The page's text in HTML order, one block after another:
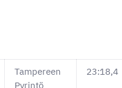
Tampereen
Pyrintö
23:18,4